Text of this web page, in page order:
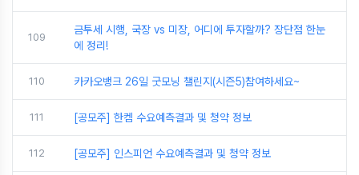
109
금투세 시행, 국장 vs 미장, 어디에 투자할까? 장단점 한눈
에 정리!
110 카카오뱅크 26일 굿모닝 챌린지(시즌5)참여하세요~
111 [공모주] 한켐 수요예측결과 및 청약 정보
112 [공모주] 인스피언 수요예측결과 및 청약 정보